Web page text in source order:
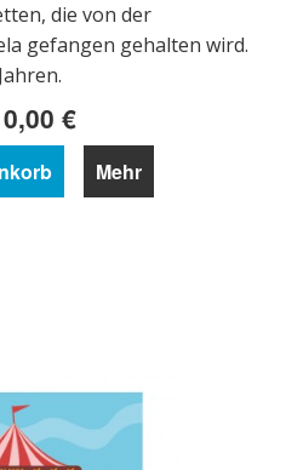
die von der
gefangen gehalten wird.
€
Mehr